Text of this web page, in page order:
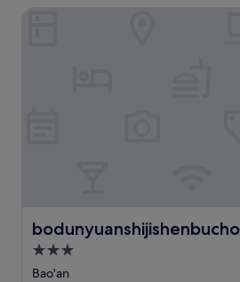
3.0-
Sterne-
Bao'an